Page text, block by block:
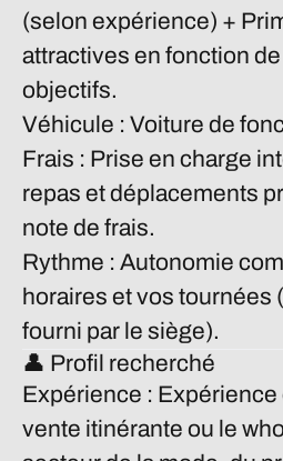
(selon expérience) +
attractives en fonction
objectifs.
Véhicule : Voiture de
Frais : Prise en charge
repas et déplacements
note de frais.
Rythme : Autonomie
horaires et vos tournées
fourni par le siège).
👤 Profil recherché
Expérience : Expérience
vente itinérante ou le